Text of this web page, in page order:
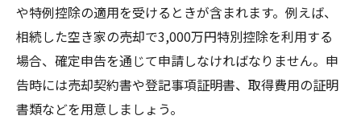
や特例控除の適用を受けるときが含まれます。例えば、
相続した空き家の売却で3,000万円特別控除を利用する
場合、確定申告を通じて申請しなければなりません。申
告時には売却契約書や登記事項証明書、取得費用の証明
書類などを用意しましょう。